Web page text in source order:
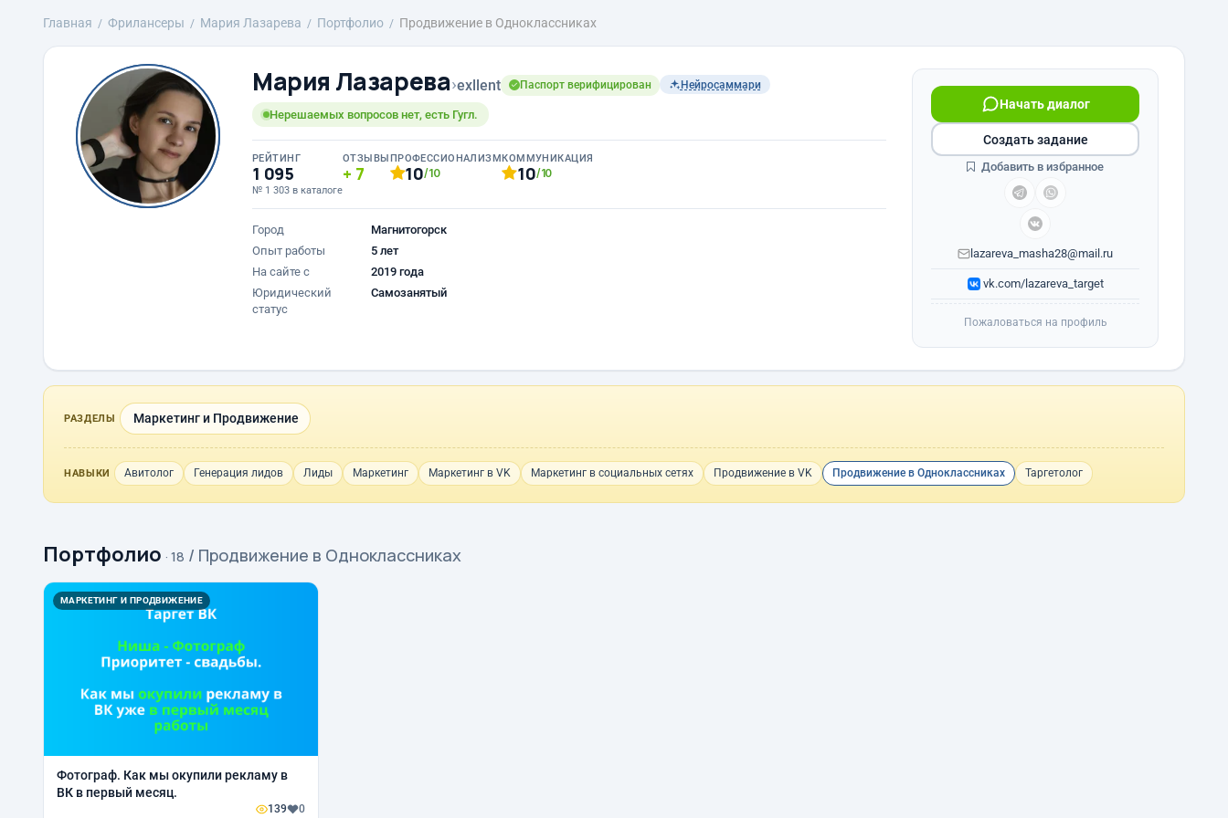
Главная Фрилансеры Мария Лазарева Портфолио Продвижение в Одноклассниках
Мария Лазарева›exllent Паспорт верифицирован Нейросаммари
Нерешаемых вопросов нет, есть Гугл.
РЕЙТИНГ
1 095
№ 1 303 в каталоге
ОТЗЫВЫ
7
ПРОФЕССИОНАЛИЗМ
10/10
КОММУНИКАЦИЯ
10/10
Город
Магнитогорск
Опыт работы
5 лет
На сайте с
2019 года
Юридический
статус
Самозанятый
Начать диалог
lazareva_masha28@mail.ru
vk.com/lazareva_target
Создать задание
Добавить в избранное
Пожаловаться на профиль
РАЗДЕЛЫ Маркетинг и Продвижение
НАВЫКИ Авитолог Генерация лидов Лиды Маркетинг Маркетинг в VK Маркетинг в социальных сетях Продвижение в VK Продвижение в Одноклассниках Таргетолог
Портфолио · 18 / Продвижение в Одноклассниках
МАРКЕТИНГ И ПРОДВИЖЕНИЕ
Фотограф. Как мы окупили рекламу в
ВК в первый месяц.
139 0